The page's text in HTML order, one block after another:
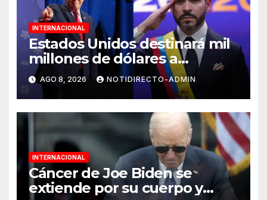
INTERNACIONAL
Estados Unidos destinará mil
millones de dólares a
Colombia para reforzar
seguridad
AGO 8, 2026 NOTIDIRECTO-ADMIN
INTERNACIONAL
Cáncer de Joe Biden se
extiende por su cuerpo y